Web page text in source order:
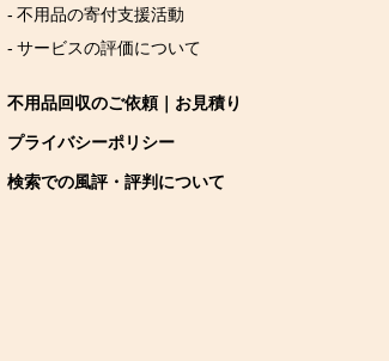
- 不用品の寄付支援活動
- サービスの評価について
不用品回収のご依頼｜お見積り
プライバシーポリシー
検索での風評・評判について